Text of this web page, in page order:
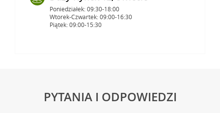
Poniedziałek: 09:30-18:00
Wtorek-Czwartek: 09:00-16:30
Piątek: 09:00-15:30
PYTANIA I ODPOWIEDZI